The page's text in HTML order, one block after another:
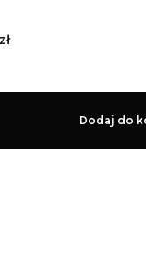
Dodaj do